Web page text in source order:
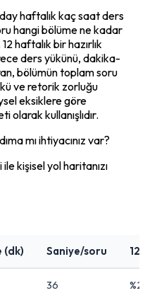
haftalık kaç saat ders
hangi bölüme ne kadar
haftalık bir hazırlık
ders yükünü, dakika-
bölümün toplam soru
ve retorik zorluğu
eksiklere göre
olarak kullanışlıdır.
mı ihtiyacınız var?
kişisel yol haritanızı
(dk) Saniye/soru
36